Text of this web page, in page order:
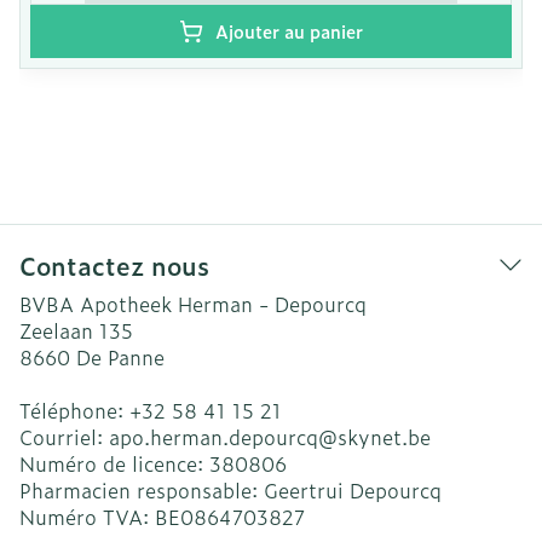
Ajouter au panier
Contactez nous
BVBA Apotheek Herman - Depourcq
Zeelaan 135
8660 De Panne
Téléphone: +32 58 41 15 21
Courriel: apo.herman.depourcq@skynet.be
Numéro de licence: 380806
Pharmacien responsable: Geertrui Depourcq
Numéro TVA: BE0864703827